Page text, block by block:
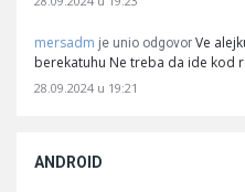
mersadm je unio odgovor Ve
berekatuhu Ne treba da ide kod
28.09.2024 u 19:21
ANDROID